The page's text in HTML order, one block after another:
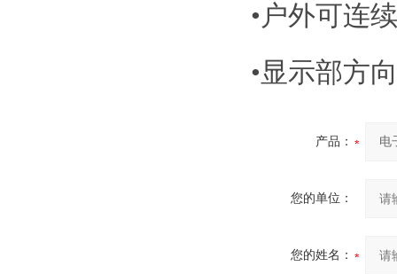
•户外可连
•显示部方
产品：
您的单位：
您的姓名：